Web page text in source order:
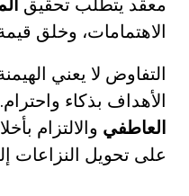
الاهتمامات، وخلق
التفاوض لا يعني
الأهداف بذكاء
العاطفي والالتزام
على تحويل النزاعات